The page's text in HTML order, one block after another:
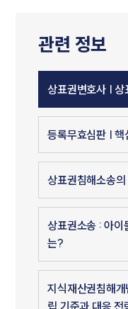
관련 정보
상표권변호사 | 상
등록무효심판 | 핵
상표권침해소송
상표권소송 : 아이
는?
지식재산권침해